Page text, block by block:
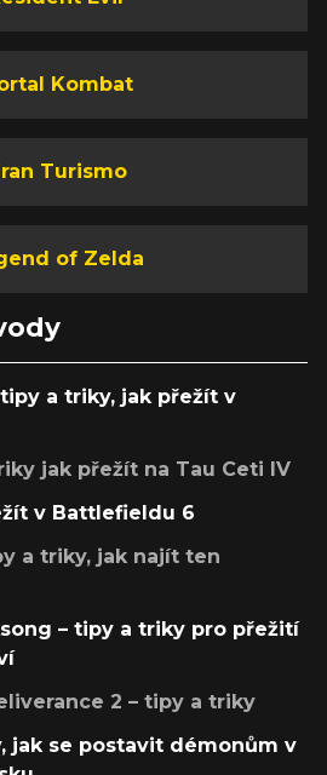
Kombat
Turismo
of Zelda
tipy a triky, jak přežít v
jak přežít na Tau Ceti IV
v Battlefieldu 6
a triky, jak najít ten
– tipy a triky pro přežití
2 – tipy a triky
jak se postavit démonům v